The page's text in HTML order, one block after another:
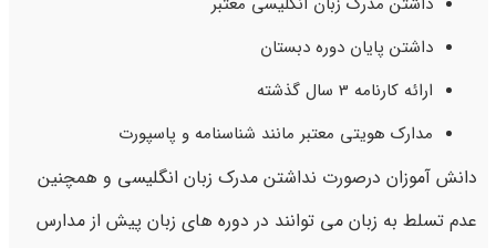
داشتن پایان دوره دبستان
ارائه کارنامه 3 سال گذشته
مدارک هویتی معتبر مانند شناسنامه و پاسپورت
دانش آموزان درصورت نداشتن مدرک زبان انگلیسی و همچنین
عدم تسلط به زبان می توانند در دوره های زبان پیش از مدارس